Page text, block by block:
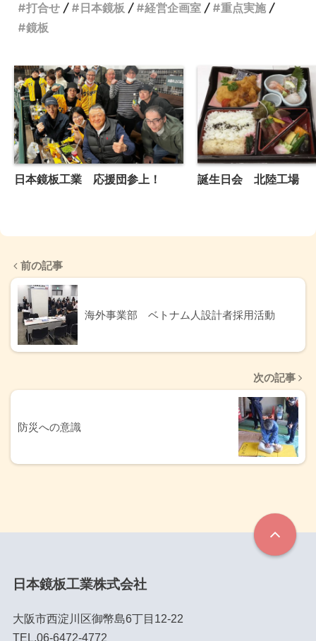
打合せ
日本鏡板 経営企画室
重点実施
鏡板
日本鏡板工業 応援団参上！ 誕生日会 北陸工場
前の記事
海外事業部 ベトナム人設計者採用活動
次の記事
防災への意識
日本鏡板工業株式会社
大阪市西淀川区御幣島6丁目12-22
TEL.06-6472-4772